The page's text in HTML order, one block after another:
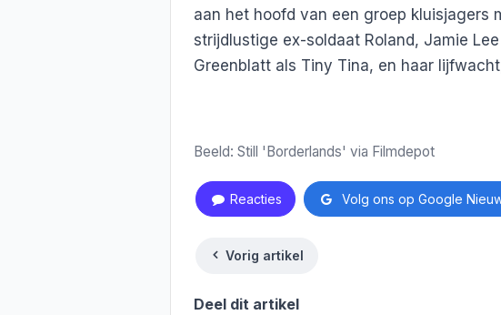
aan het hoofd van een groep kluisjagers
strijdlustige ex-soldaat Roland, Jamie
Greenblatt als Tiny Tina, en haar
Beeld: Still 'Borderlands' via Filmdepot
Reacties Volg ons op Google
Vorig artikel
Deel dit artikel